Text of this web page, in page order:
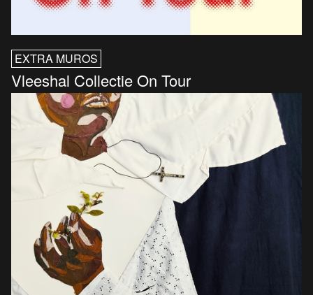
EXTRA MUROS
Vleeshal Collectie On Tour